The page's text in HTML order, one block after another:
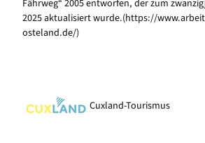
Fährweg“ 2005 entworfen, der zum
2025 aktualisiert wurde.(https://
osteland.de/)
Cuxland-Tourismus